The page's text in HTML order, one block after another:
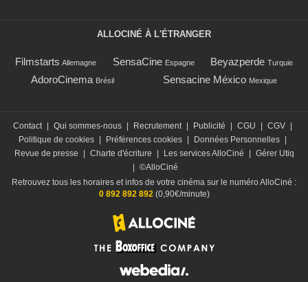
ALLOCINÉ À L'ÉTRANGER
Filmstarts Allemagne SensaCine Espagne Beyazperde Turquie
AdoroCinema Brésil Sensacine México Mexique
Contact | Qui sommes-nous | Recrutement | Publicité | CGU | CGV |
Politique de cookies | Préférences cookies | Données Personnelles |
Revue de presse
| Charte d'écriture | Les services AlloCiné | Gérer Utiq
| ©AlloCiné
Retrouvez tous les horaires et infos de votre cinéma sur le numéro AlloCiné :
0 892 892 892(0,90€/minute)